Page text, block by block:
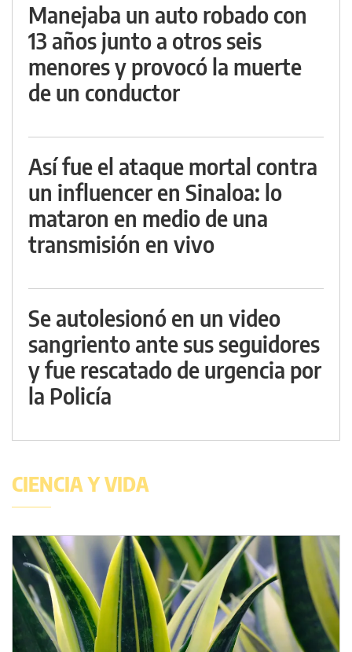
Manejaba un auto robado con
13 años junto a otros seis
menores y provocó la muerte
de un conductor
Así fue el ataque mortal contra
un influencer en Sinaloa: lo
mataron en medio de una
transmisión en vivo
Se autolesionó en un video
sangriento ante sus seguidores
y fue rescatado de urgencia por
la Policía
CIENCIA Y VIDA